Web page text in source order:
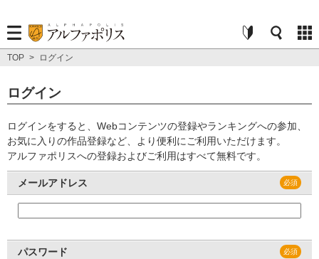
TOP > ログイン
ログイン
ログインをすると、Webコンテンツの登録やランキングへの参加、
お気に入りの作品登録など、より便利にご利用いただけます。
アルファポリスへの登録およびご利用はすべて無料です。
メールアドレス
パスワード